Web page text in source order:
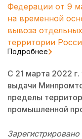
Федерации от 9
на временной
вывоза
территории
Подробнее
С 21 марта 2022
выдачи
пределы
промышленной